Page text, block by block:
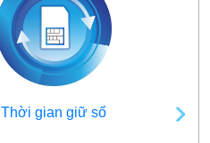
Thời gian giữ số